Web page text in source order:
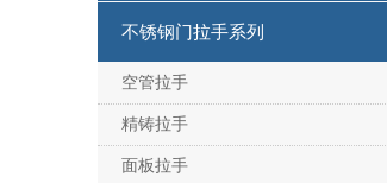
不锈钢门拉手系列
空管拉手
精铸拉手
面板拉手